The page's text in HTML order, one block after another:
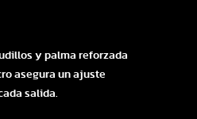
y palma reforzada
asegura un ajuste
salida.